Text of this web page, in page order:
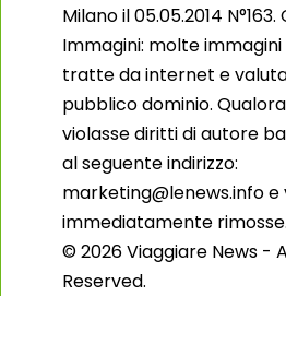
Milano il 05.05.2014
Immagini: molte
tratte da internet e
pubblico dominio.
violasse diritti di autore
al seguente indirizzo:
marketing@lenews.info
immediatamente rimosse.
© 2026 Viaggiare News -
Reserved.